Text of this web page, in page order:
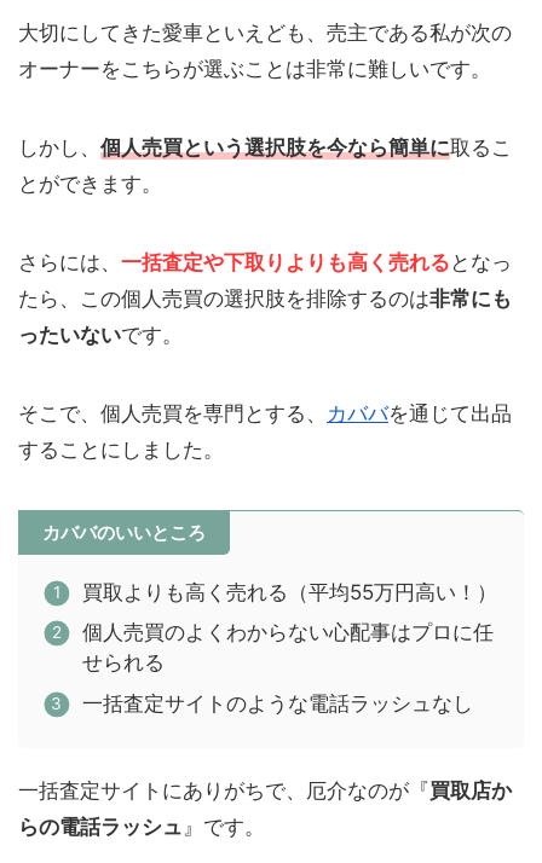
大切にしてきた愛車といえども、売主である私が次の
オーナーをこちらが選ぶことは非常に難しいです。
しかし、 個人売買という選択肢を今なら簡単に取るこ
とができます。
さらには、 一括査定や下取りよりも高く売れる となっ
たら、この個人売買の選択肢を排除するのは非常にも
ったいないです。
そこで、個人売買を専門とする、 カババを通じて出品
することにしました。
カババのいいところ
買取よりも高く売れる（平均55万円高い！）
個人売買のよくわからない心配事はプロに任
せられる
一括査定サイトのような電話ラッシュなし
一括査定サイトにありがちで、厄介なのが『買取店か
らの電話ラッシュ』です。